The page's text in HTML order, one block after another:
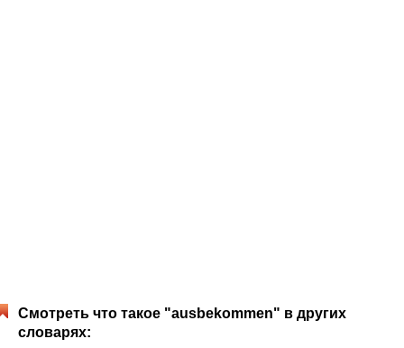
Смотреть что такое "ausbekommen" в других
словарях: